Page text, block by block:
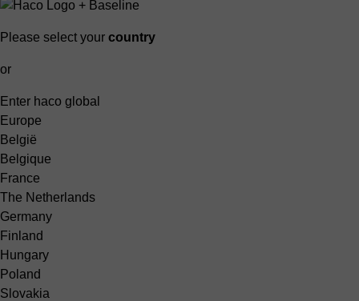
Please select your country
or
Enter haco global
Europe
België
Belgique
France
The Netherlands
Germany
Finland
Hungary
Poland
Slovakia